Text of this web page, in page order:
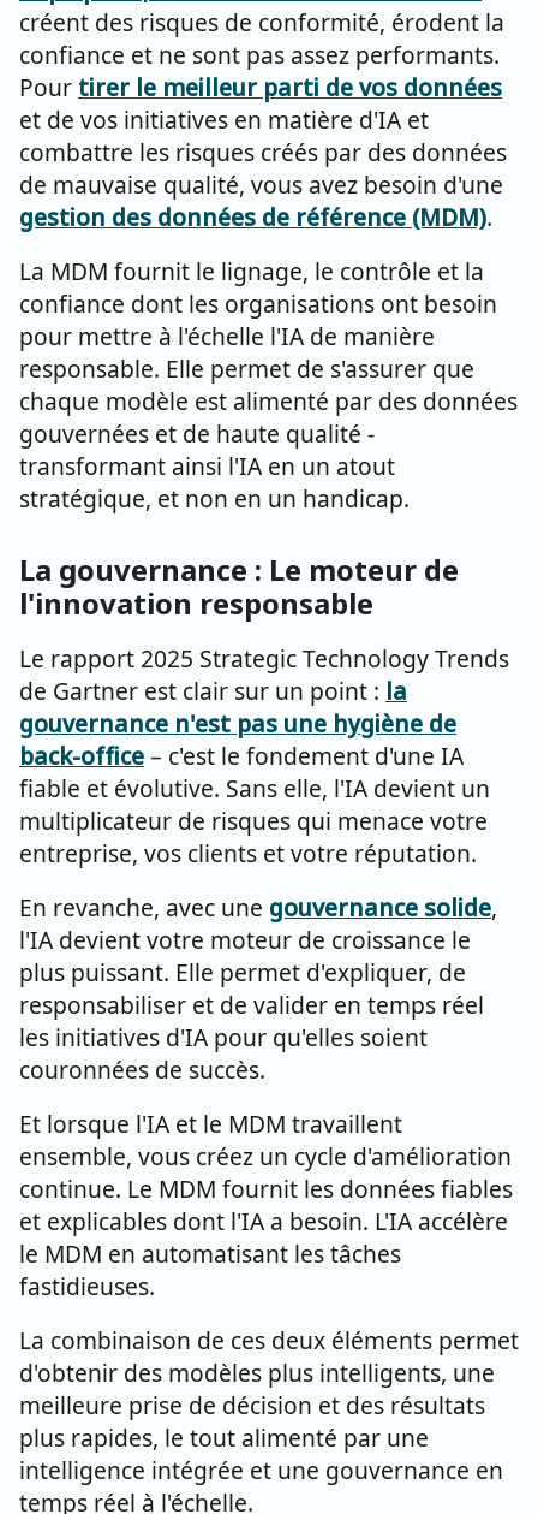
créent des risques de conformité, érodent la
confiance et ne sont pas assez performants.
Pour tirer le meilleur parti de vos données
et de vos initiatives en matière d'IA et
combattre les risques créés par des données
de mauvaise qualité, vous avez besoin d'une
gestion des données de référence (MDM).
La MDM fournit le lignage, le contrôle et la
confiance dont les organisations ont besoin
pour mettre à l'échelle l'IA de manière
responsable. Elle permet de s'assurer que
chaque modèle est alimenté par des données
gouvernées et de haute qualité -
transformant ainsi l'IA en un atout
stratégique, et non en un handicap.
La gouvernance : Le moteur de
l'innovation responsable
Le rapport 2025 Strategic Technology Trends
de Gartner est clair sur un point : la
gouvernance n'est pas une hygiène de
back-office– c'est le fondement d'une IA
fiable et évolutive. Sans elle, l'IA devient un
multiplicateur de risques qui menace votre
entreprise, vos clients et votre réputation.
En revanche, avec une gouvernance solide,
l'IA devient votre moteur de croissance le
plus puissant. Elle permet d'expliquer, de
responsabiliser et de valider en temps réel
les initiatives d'IA pour qu'elles soient
couronnées de succès.
Et lorsque l'IA et le MDM travaillent
ensemble, vous créez un cycle d'amélioration
continue. Le MDM fournit les données fiables
et explicables dont l'IA a besoin. L'IA accélère
le MDM en automatisant les tâches
fastidieuses.
La combinaison de ces deux éléments permet
d'obtenir des modèles plus intelligents, une
meilleure prise de décision et des résultats
plus rapides, le tout alimenté par une
intelligence intégrée et une gouvernance en
temps réel à l'échelle.